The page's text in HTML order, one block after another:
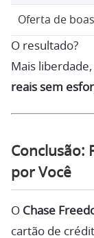
Oferta de
O resultado?
Mais
reais sem
Conclusão:
por Você
O Chase
cartão de